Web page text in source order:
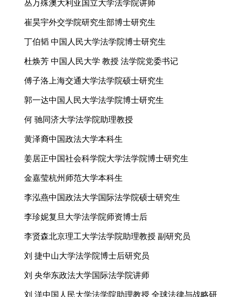
丛万殊澳大利亚国立大学法学院讲师
崔昊宇外交学院研究生部博士研究生
丁伯韬 中国人民大学法学院博士研究生
杜焕芳 中国人民大学 教授 法学院党委书记
傅子洛上海交通大学法学院硕士研究生
郭一达中国人民大学法学院博士研究生
何 驰同济大学法学院助理教授
黄泽裔中国政法大学本科生
姜居正中国社会科学院大学法学院博士研究生
金嘉莹杭州师范大学本科生
李泓燕中国政法大学国际法学院硕士研究生
李珍妮复旦大学法学院师资博士后
李贤森北京理工大学法学院助理教授 副研究员
刘 捷中山大学法学院博士后研究员
刘 央华东政法大学国际法学院讲师
刘 洋中国人民大学法学院助理教授 全球法律与战略研